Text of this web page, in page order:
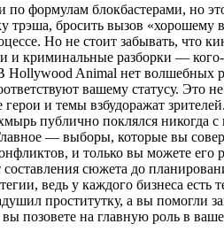
формулам блокбастерами, но
бросить вызов
Но не стоит забывать, что
криминальные разборки — кого-
Animal нет волшебных
вашему статусу. Это
и темы взбудоражат
публично поклялся никогда
— выборы, которые вы
и только вы можете его
сюжета до
ведь у каждого бизнеса
проститутку, а вы помогли
позовете на главную роль в